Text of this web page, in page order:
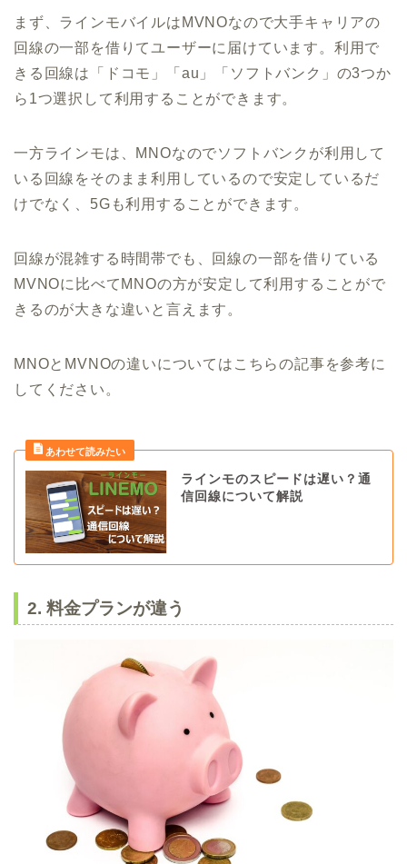
まず、ラインモバイルはMVNOなので大手キャリアの
回線の一部を借りてユーザーに届けています。利用で
きる回線は「ドコモ」「au」「ソフトバンク」の3つか
ら1つ選択して利用することができます。
一方ラインモは、MNOなのでソフトバンクが利用して
いる回線をそのまま利用しているので安定しているだ
けでなく、5Gも利用することができます。
回線が混雑する時間帯でも、回線の一部を借りている
MVNOに比べてMNOの方が安定して利用することがで
きるのが大きな違いと言えます。
MNOとMVNOの違いについてはこちらの記事を参考に
してください。
ラインモのスピードは遅い？通
信回線について解説
2. 料金プランが違う